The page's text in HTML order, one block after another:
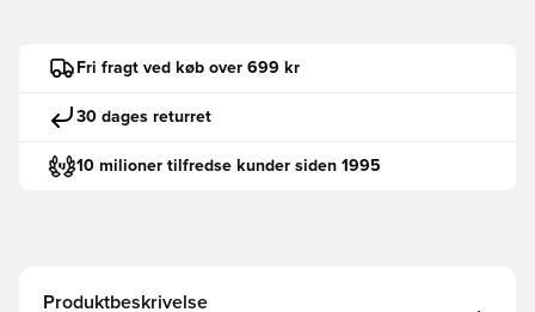
Fri fragt ved køb over 699 kr
30 dages returret
10 milioner tilfredse kunder siden 1995
Produktbeskrivelse